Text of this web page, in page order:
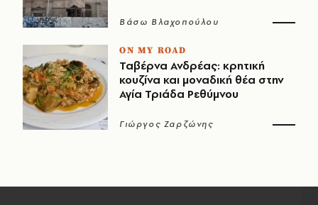
Βάσω Βλαχοπούλου
ON MY ROAD
Ταβέρνα Ανδρέας: κρητική
κουζίνα και μοναδική θέα στην
Αγία Τριάδα Ρεθύμνου
Γιώργος Ζαρζώνης